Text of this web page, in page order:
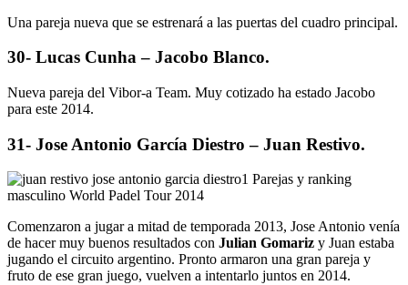
Una pareja nueva que se estrenará a las puertas del cuadro principal.
30- Lucas Cunha – Jacobo Blanco.
Nueva pareja del Vibor-a Team. Muy cotizado ha estado Jacobo
para este 2014.
31- Jose Antonio García Diestro – Juan Restivo.
Comenzaron a jugar a mitad de temporada 2013, Jose Antonio venía
de hacer muy buenos resultados con Julian Gomariz y Juan estaba
jugando el circuito argentino. Pronto armaron una gran pareja y
fruto de ese gran juego, vuelven a intentarlo juntos en 2014.